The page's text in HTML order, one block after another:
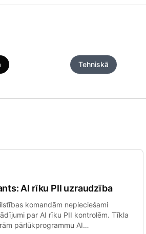
Tehniskā
AI rīku PII uzraudzība
komandām nepieciešami
par AI rīku PII kontrolēm. Tīkla
pārlūkprogrammu AI